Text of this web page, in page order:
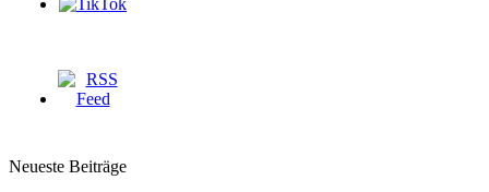
Neueste Beiträge